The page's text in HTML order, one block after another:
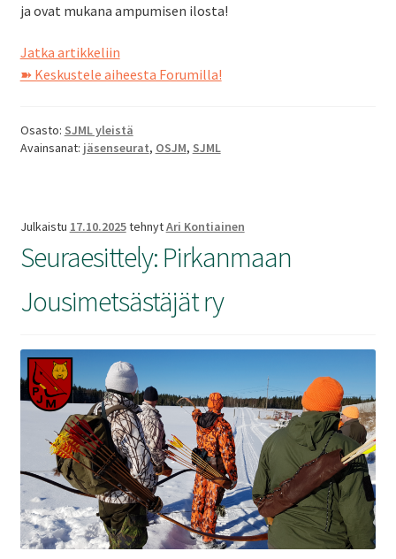
ja ovat mukana ampumisen ilosta!
Jatka artikkeliinSeuraesittely:
Oulun
ry
➽ Keskustele aiheesta Forumilla!
Osasto: SJML yleistä
Avainsanat: jäsenseurat, OSJM, SJML
Julkaistu 17.10.2025tehnytAri Kontiainen
Seuraesittely: Pirkanmaan
Jousimetsästäjät ry